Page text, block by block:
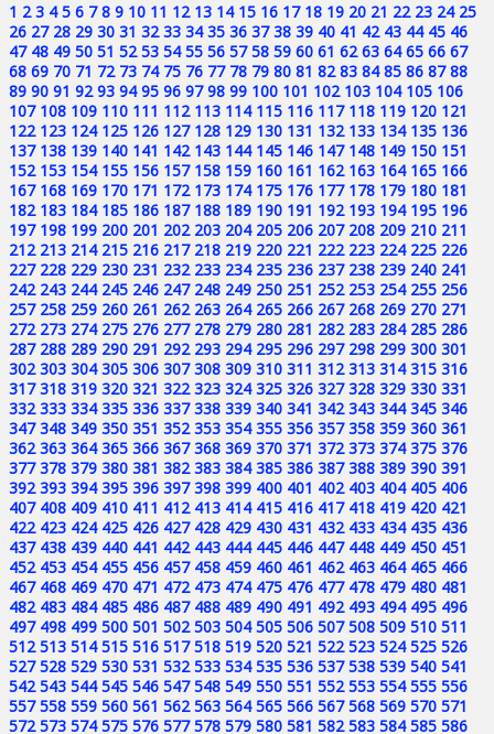
1 2 3 4 5 6 7 8 9 10 11 12 13 14 15 16 17 18 19 20 21 22 23 24 25
26 27 28 29 30 31 32 33 34 35 36 37 38 39 40 41 42 43 44 45 46
47 48 49 50 51 52 53 54 55 56 57 58 59 60 61 62 63 64 65 66 67
68 69 70 71 72 73 74 75 76 77 78 79 80 81 82 83 84 85 86 87 88
89 90 91 92 93 94 95 96 97 98 99 100 101 102 103 104 105 106
107 108 109 110 111 112 113 114 115 116 117 118 119 120 121
122 123 124 125 126 127 128 129 130 131 132 133 134 135 136
137 138 139 140 141 142 143 144 145 146 147 148 149 150 151
152 153 154 155 156 157 158 159 160 161 162 163 164 165 166
167 168 169 170 171 172 173 174 175 176 177 178 179 180 181
182 183 184 185 186 187 188 189 190 191 192 193 194 195 196
197 198 199 200 201 202 203 204 205 206 207 208 209 210 211
212 213 214 215 216 217 218 219 220 221 222 223 224 225 226
227 228 229 230 231 232 233 234 235 236 237 238 239 240 241
242 243 244 245 246 247 248 249 250 251 252 253 254 255 256
257 258 259 260 261 262 263 264 265 266 267 268 269 270 271
272 273 274 275 276 277 278 279 280 281 282 283 284 285 286
287 288 289 290 291 292 293 294 295 296 297 298 299 300 301
302 303 304 305 306 307 308 309 310 311 312 313 314 315 316
317 318 319 320 321 322 323 324 325 326 327 328 329 330 331
332 333 334 335 336 337 338 339 340 341 342 343 344 345 346
347 348 349 350 351 352 353 354 355 356 357 358 359 360 361
362 363 364 365 366 367 368 369 370 371 372 373 374 375 376
377 378 379 380 381 382 383 384 385 386 387 388 389 390 391
392 393 394 395 396 397 398 399 400 401 402 403 404 405 406
407 408 409 410 411 412 413 414 415 416 417 418 419 420 421
422 423 424 425 426 427 428 429 430 431 432 433 434 435 436
437 438 439 440 441 442 443 444 445 446 447 448 449 450 451
452 453 454 455 456 457 458 459 460 461 462 463 464 465 466
467 468 469 470 471 472 473 474 475 476 477 478 479 480 481
482 483 484 485 486 487 488 489 490 491 492 493 494 495 496
497 498 499 500 501 502 503 504 505 506 507 508 509 510 511
512 513 514 515 516 517 518 519 520 521 522 523 524 525 526
527 528 529 530 531 532 533 534 535 536 537 538 539 540 541
542 543 544 545 546 547 548 549 550 551 552 553 554 555 556
557 558 559 560 561 562 563 564 565 566 567 568 569 570 571
572 573 574 575 576 577 578 579 580 581 582 583 584 585 586